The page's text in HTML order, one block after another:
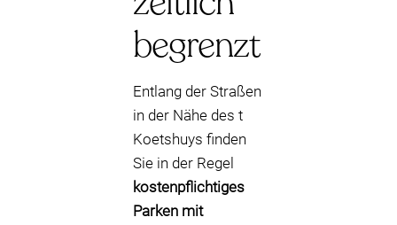
begrenzt
Entlang der Straßen
in der Nähe des t
Koetshuys finden
Sie in der Regel
kostenpflichtiges
Parken mit